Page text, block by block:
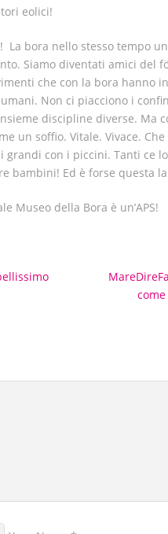
eolici!
La bora nello stesso tempo
Siamo diventati amici del
che con la bora hanno
Non ci piacciono i
discipline diverse. Ma
un soffio. Vitale. Vivace.
grandi con i piccini. Tanti ce
bambini! Ed è forse questa
Museo della Bora è un’APS!